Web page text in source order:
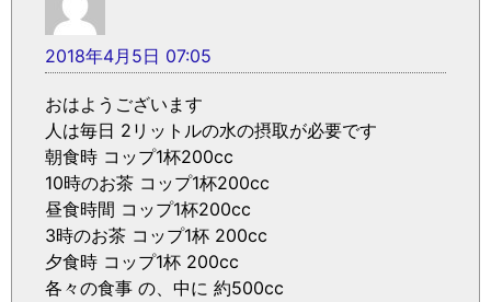
2018年4月5日 07:05
おはようございます
人は毎日 2リットルの水の摂取が必要です
朝食時 コップ1杯200cc
10時のお茶 コップ1杯200cc
昼食時間 コップ1杯200cc
3時のお茶 コップ1杯 200cc
夕食時 コップ1杯 200cc
各々の食事 の、中に 約500cc